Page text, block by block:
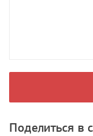
Поделиться в